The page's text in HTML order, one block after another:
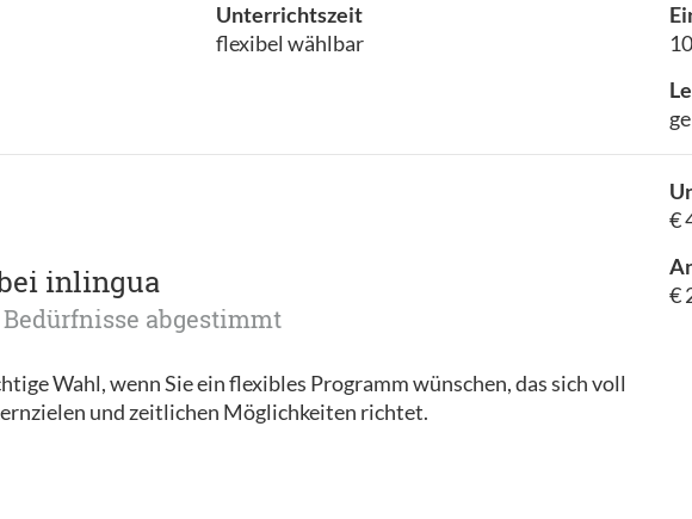
Unterrichtszeit
flexibel wählbar
10
inlingua
abgestimmt
Wahl, wenn Sie ein flexibles Programm wünschen, das sich voll
und zeitlichen Möglichkeiten richtet.
€
€